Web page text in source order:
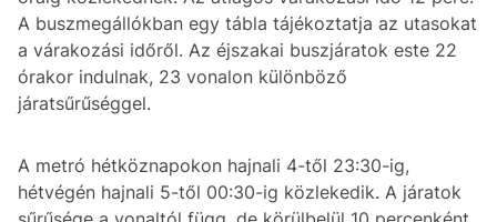
A buszmegállókban egy tábla tájékoztatja az utasokat
a várakozási időről. Az éjszakai buszjáratok este 22
órakor indulnak, 23 vonalon különböző
járatsűrűséggel.
A metró hétköznapokon hajnali 4-től 23:30-ig,
hétvégén hajnali 5-től 00:30-ig közlekedik. A járatok